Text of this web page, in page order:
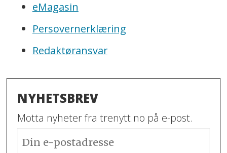
eMagasin
Persovernerklæring
Redaktøransvar
NYHETSBREV
Motta nyheter fra trenytt.no på e-post.